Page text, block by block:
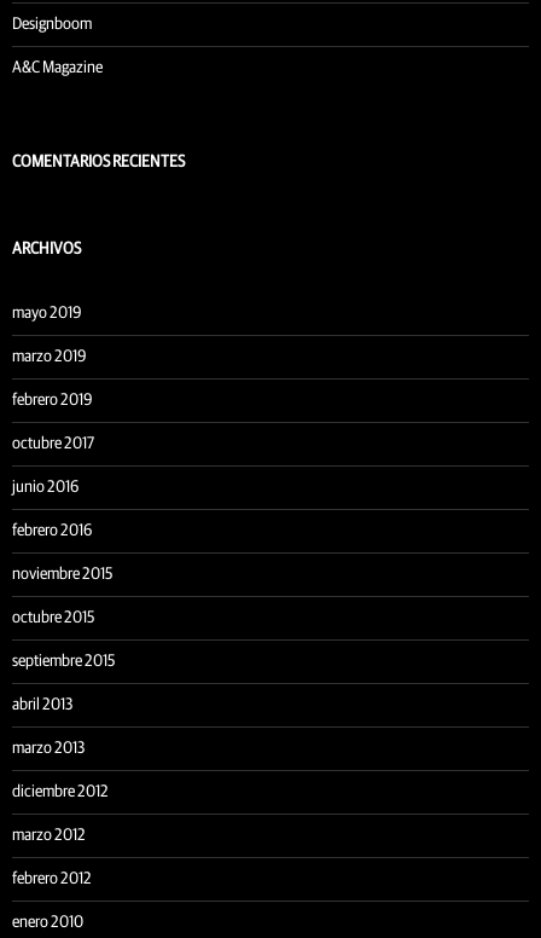
Designboom
A&C Magazine
COMENTARIOS RECIENTES
ARCHIVOS
mayo 2019
marzo 2019
febrero 2019
octubre 2017
junio 2016
febrero 2016
noviembre 2015
octubre 2015
septiembre 2015
abril 2013
marzo 2013
diciembre 2012
marzo 2012
febrero 2012
enero 2010